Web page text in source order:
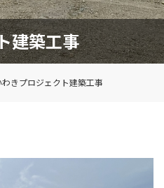
建築工事
わきプロジェクト建築工事